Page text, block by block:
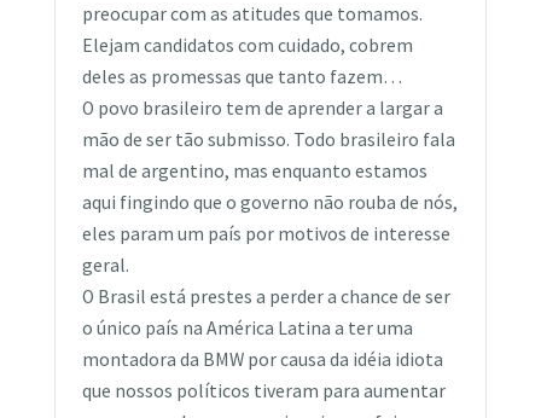
preocupar com as atitudes que tomamos.
Elejam candidatos com cuidado, cobrem
deles as promessas que tanto fazem…
O povo brasileiro tem de aprender a largar a
mão de ser tão submisso. Todo brasileiro fala
mal de argentino, mas enquanto estamos
aqui fingindo que o governo não rouba de nós,
eles param um país por motivos de interesse
geral.
O Brasil está prestes a perder a chance de ser
o único país na América Latina a ter uma
montadora da BMW por causa da idéia idiota
que nossos políticos tiveram para aumentar